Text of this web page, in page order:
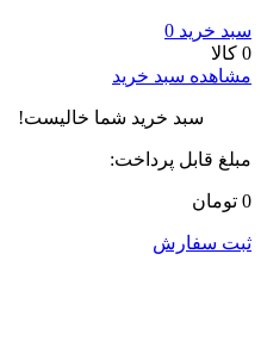
سبد خرید 0
0 کالا
مشاهده سبد خرید
سبد خرید شما خالیست!
مبلغ قابل پرداخت:
0 تومان
ثبت سفارش